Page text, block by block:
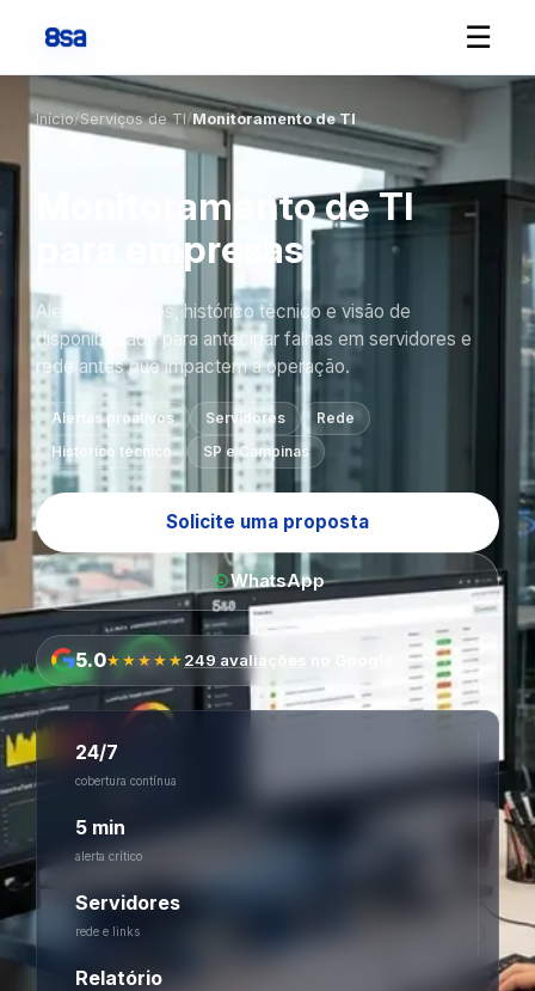
☰
Início/Serviços de TI/Monitoramento de TI
Monitoramento de TI
para empresas
Alertas proativos, histórico técnico e visão de
disponibilidade para antecipar falhas em servidores e
rede antes que impactem a operação.
Alertas proativos Servidores
Rede
Histórico técnico
SP e Campinas
Solicite uma proposta
WhatsApp
5.0★★★★★249 avaliações no Google
24/7
cobertura contínua
5 min
alerta crítico
Servidores
rede e links
Relatório